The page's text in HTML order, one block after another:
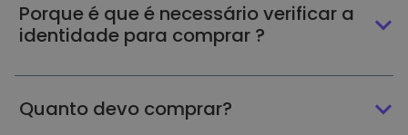
Porque é que é necessário verificar a
identidade para comprar ?
Quanto devo comprar?